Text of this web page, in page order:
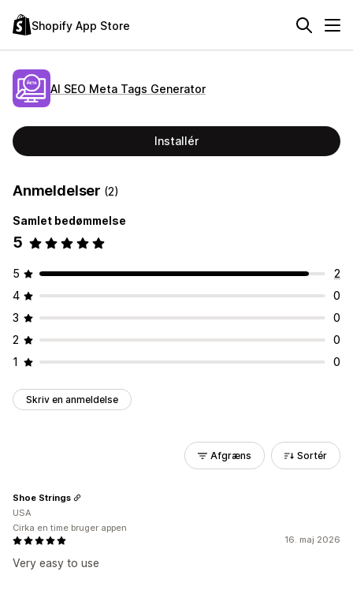
Shopify App Store
AI SEO Meta Tags Generator
Installér
Anmeldelser (2)
Samlet bedømmelse
5
5
2
4
0
3
0
2
0
1
0
Skriv en anmeldelse
Afgræns Sortér
16. maj 2026
Very easy to use
Shoe Strings
USA
Cirka en time bruger appen